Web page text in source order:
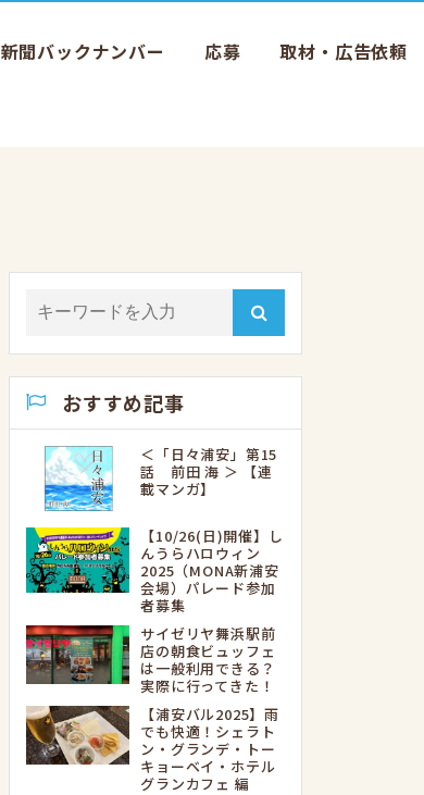
新聞バックナンバー 応募 取材・広告依頼
おすすめ記事
＜「日々浦安」第15
話 前田 海 ＞ 【連
載マンガ】
【10/26(日)開催】し
んうらハロウィン
2025（MONA新浦安
会場）パレード参加
者募集
サイゼリヤ舞浜駅前
店の朝食ビュッフェ
は一般利用できる？
実際に行ってきた！
【浦安バル2025】雨
でも快適！シェラト
ン・グランデ・トー
キョーベイ・ホテル
グランカフェ 編